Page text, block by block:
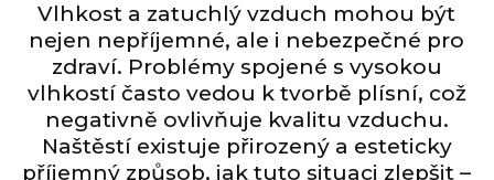
Vlhkost a zatuchlý vzduch mohou být
nejen nepříjemné, ale i nebezpečné pro
zdraví. Problémy spojené s vysokou
vlhkostí často vedou k tvorbě plísní, což
negativně ovlivňuje kvalitu vzduchu.
Naštěstí existuje přirozený a esteticky
příjemný způsob, jak tuto situaci zlepšit –